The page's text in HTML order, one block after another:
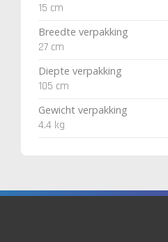
15 cm
Breedte verpakking
27 cm
Diepte verpakking
105 cm
Gewicht verpakking
4.4 kg